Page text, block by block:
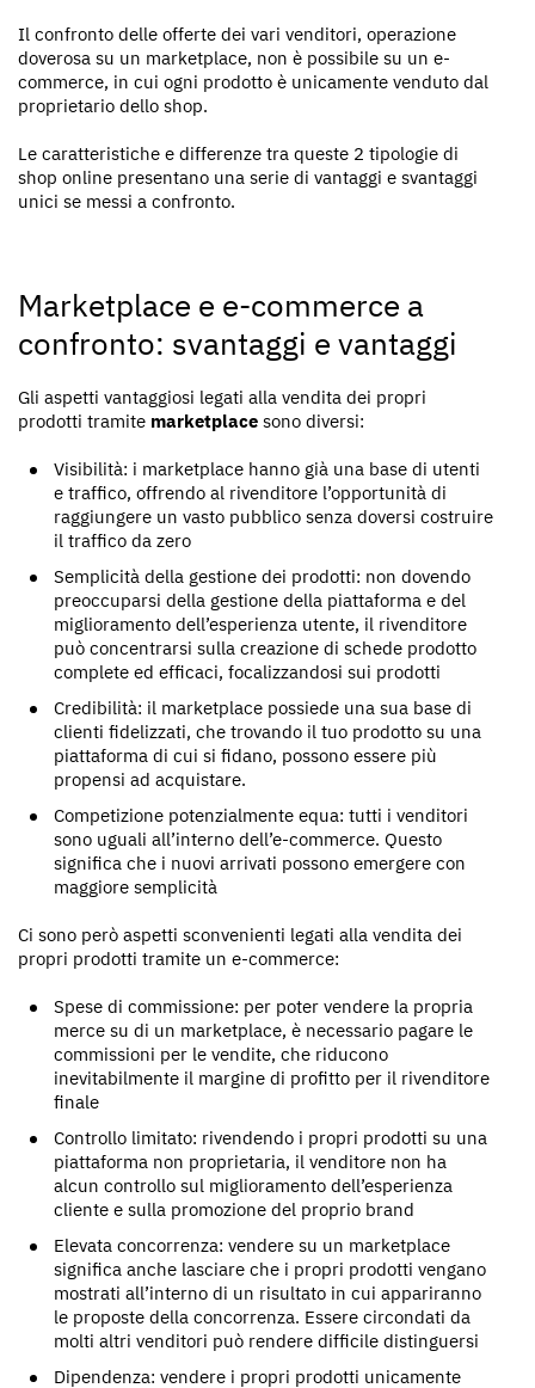
Il confronto delle offerte dei vari venditori, operazione
doverosa su un marketplace, non è possibile su un e-
commerce, in cui ogni prodotto è unicamente venduto dal
proprietario dello shop.
Le caratteristiche e differenze tra queste 2 tipologie di
shop online presentano una serie di vantaggi e svantaggi
unici se messi a confronto.
Marketplace e e-commerce a
confronto: svantaggi e vantaggi
Gli aspetti vantaggiosi legati alla vendita dei propri
prodotti tramite marketplace sono diversi:
Visibilità: i marketplace hanno già una base di utenti
e traffico, offrendo al rivenditore l’opportunità di
raggiungere un vasto pubblico senza doversi costruire
il traffico da zero
Semplicità della gestione dei prodotti: non dovendo
preoccuparsi della gestione della piattaforma e del
miglioramento dell’esperienza utente, il rivenditore
può concentrarsi sulla creazione di schede prodotto
complete ed efficaci, focalizzandosi sui prodotti
Credibilità: il marketplace possiede una sua base di
clienti fidelizzati, che trovando il tuo prodotto su una
piattaforma di cui si fidano, possono essere più
propensi ad acquistare.
Competizione potenzialmente equa: tutti i venditori
sono uguali all’interno dell’e-commerce. Questo
significa che i nuovi arrivati possono emergere con
maggiore semplicità
Ci sono però aspetti sconvenienti legati alla vendita dei
propri prodotti tramite un e-commerce:
Spese di commissione: per poter vendere la propria
merce su di un marketplace, è necessario pagare le
commissioni per le vendite, che riducono
inevitabilmente il margine di profitto per il rivenditore
finale
Controllo limitato: rivendendo i propri prodotti su una
piattaforma non proprietaria, il venditore non ha
alcun controllo sul miglioramento dell’esperienza
cliente e sulla promozione del proprio brand
Elevata concorrenza: vendere su un marketplace
significa anche lasciare che i propri prodotti vengano
mostrati all’interno di un risultato in cui appariranno
le proposte della concorrenza. Essere circondati da
molti altri venditori può rendere difficile distinguersi
Dipendenza: vendere i propri prodotti unicamente